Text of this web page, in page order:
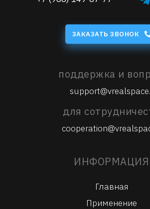
ЗАКАЗАТЬ ЗВОНОК
поддержка и
для
ИНФОРМАЦИЯ
Главная
Применение